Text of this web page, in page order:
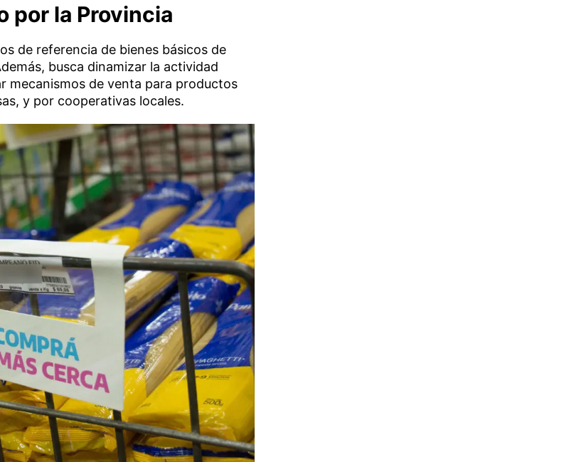
por la Provincia
de referencia de bienes básicos de
busca dinamizar la actividad
mecanismos de venta para productos
y por cooperativas locales.